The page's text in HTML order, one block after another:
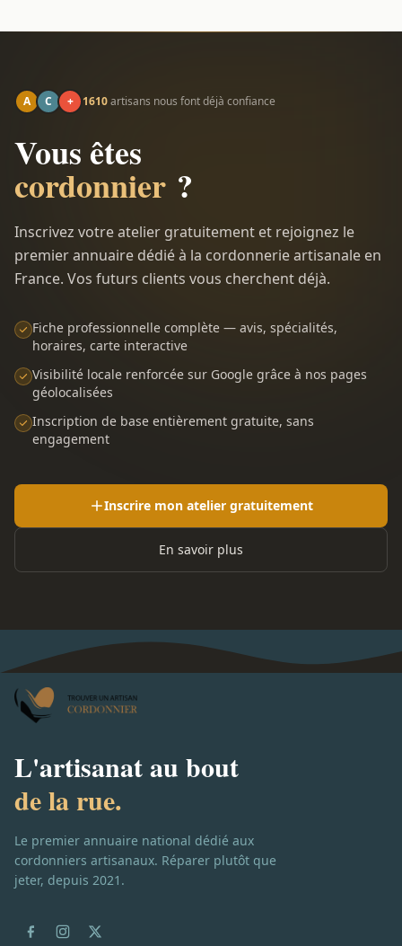
A C + 1610artisans nous font déjà confiance
Vous êtes
cordonnier ?
Inscrivez votre atelier gratuitement et rejoignez le
premier annuaire dédié à la cordonnerie artisanale en
France. Vos futurs clients vous cherchent déjà.
Fiche professionnelle complète — avis, spécialités,
horaires, carte interactive
Visibilité locale renforcée sur Google grâce à nos pages
géolocalisées
Inscription de base entièrement gratuite, sans
engagement
Inscrire mon atelier gratuitement
En savoir plus
L'artisanat au bout
de la rue.
Le premier annuaire national dédié aux
cordonniers artisanaux. Réparer plutôt que
jeter, depuis 2021.